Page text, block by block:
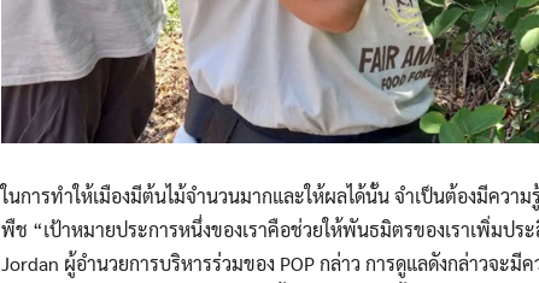
ในการทำให้เมืองมีต้นไม้จำนวนมากและให้ผลได้นั้น จำเป็นต้องมีควา
พืช “เป้าหมายประการหนึ่งของเราคือช่วยให้พันธมิตรของเราเพิ่มปร
Jordan ผู้อำนวยการบริหารร่วมของ POP กล่าว การดูแลดังกล่าวจะ